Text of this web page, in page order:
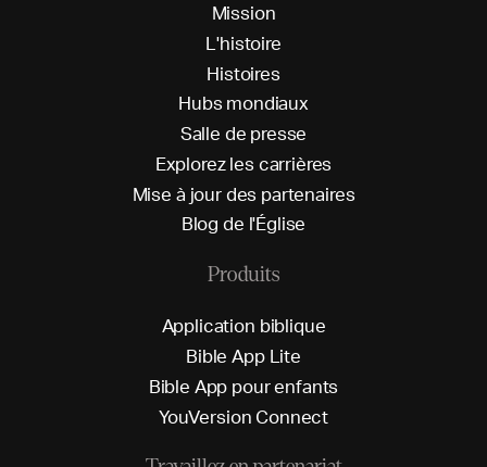
Mission
L'histoire
Histoires
Hubs mondiaux
Salle de presse
Explorez les carrières
Mise à jourdes partenaires
Blog de l'Église
Produits
Application biblique
Bible App Lite
Bible App pourenfants
YouVersion Connect